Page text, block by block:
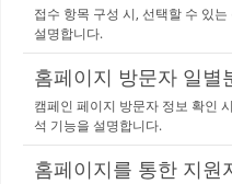
접수 항목 구성 시, 선택할 수 있
설명합니다.
홈페이지 방문자 일별
캠페인 페이지 방문자 정보 확인
석 기능을 설명합니다.
홈페이지를 통한 지원